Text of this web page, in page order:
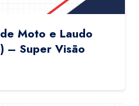
Moto e Laudo
– Super Visão